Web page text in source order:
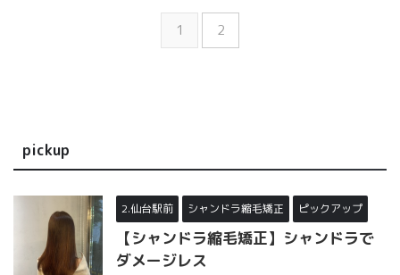
1 2
pickup
2.仙台駅前 シャンドラ縮毛矯正 ピックアップ
【シャンドラ縮毛矯正】シャンドラで
ダメージレス